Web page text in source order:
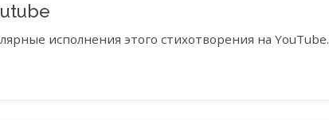
исполнения этого стихотворения на YouTube.